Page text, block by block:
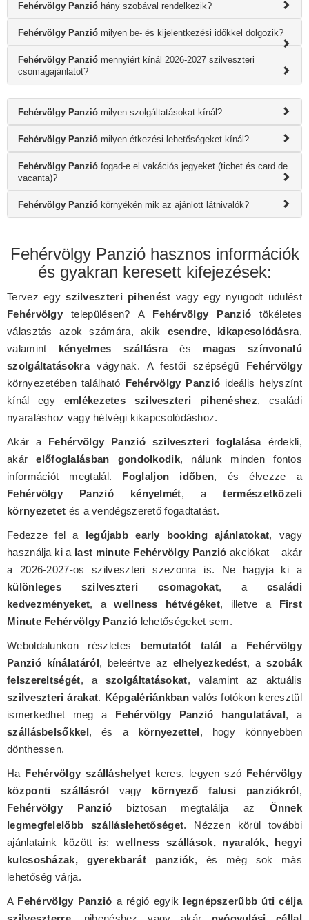
Fehérvölgy Panzió hány szobával rendelkezik?
Fehérvölgy Panzió milyen be- és kijelentkezési időkkel dolgozik?
Fehérvölgy Panzió mennyiért kínál 2026-2027 szilveszteri
csomagajánlatot?
Fehérvölgy Panzió milyen szolgáltatásokat kínál?
Fehérvölgy Panzió milyen étkezési lehetőségeket kínál?
Fehérvölgy Panzió fogad-e el vakációs jegyeket (tichet és card de
vacanta)?
Fehérvölgy Panzió környékén mik az ajánlott látnivalók?
Fehérvölgy Panzió hasznos információk
és gyakran keresett kifejezések:
Tervez egyszilveszteri pihenést vagy egy nyugodt üdülést
Fehérvölgy településen? A Fehérvölgy Panzió tökéletes
választás azok számára, akik csendre, kikapcsolódásra,
valamint kényelmes szállásraés magas színvonalú
szolgáltatásokravágynak. A festői szépségű Fehérvölgy
környezetében található Fehérvölgy Panzió ideális helyszínt
kínál egy emlékezetes szilveszteri pihenéshez, családi
nyaraláshoz vagy hétvégi kikapcsolódáshoz.
Akár a Fehérvölgy Panzió szilveszteri foglalásaérdekli,
akárelőfoglalásban gondolkodik, nálunk minden fontos
információt megtalál. Foglaljon időben, és élvezze a
Fehérvölgy Panzió kényelmét, atermészetközeli
környezetet és a vendégszerető fogadtatást.
Fedezze fel a legújabb early booking ajánlatokat, vagy
használja ki a last minute Fehérvölgy Panzió akciókat – akár
a 2026-2027-os szilveszteri szezonra is. Ne hagyja ki a
különleges szilveszteri csomagokat, a családi
kedvezményeket, awellness hétvégéket, illetve a First
Minute Fehérvölgy Panzió lehetőségeket sem.
Weboldalunkon részletes bemutatót talál a Fehérvölgy
Panzió kínálatáról, beleértve az elhelyezkedést, aszobák
felszereltségét, a szolgáltatásokat, valamint az aktuális
szilveszteri árakat. Képgalériánkban valós fotókon keresztül
ismerkedhet meg a Fehérvölgy Panzió hangulatával, a
szállásbelsőkkel, és a környezettel, hogy könnyebben
dönthessen.
Ha Fehérvölgy szálláshelyetkeres, legyen szó Fehérvölgy
központi szállásról vagy környező falusi panziókról,
Fehérvölgy Panzió biztosan megtalálja az Önnek
legmegfelelőbb szálláslehetőséget. Nézzen körül további
ajánlataink között is:wellness szállások, nyaralók, hegyi
kulcsosházak, gyerekbarát panziók, és még sok más
lehetőség várja.
A Fehérvölgy Panzió a régió egyik legnépszerűbb úti célja